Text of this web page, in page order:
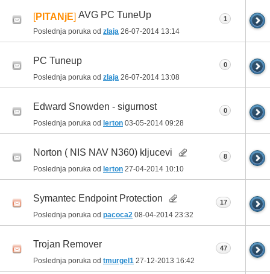
[PITANjE] AVG PC TuneUp
Poslednja poruka od zlaja 26-07-2014 13:14
1
PC Tuneup
Poslednja poruka od zlaja 26-07-2014 13:08
0
Edward Snowden - sigurnost
Poslednja poruka od lerton 03-05-2014 09:28
0
Norton ( NIS NAV N360) kljucevi
Poslednja poruka od lerton 27-04-2014 10:10
8
Symantec Endpoint Protection
Poslednja poruka od pacoca2 08-04-2014 23:32
17
Trojan Remover
Poslednja poruka od tmurgel1 27-12-2013 16:42
47